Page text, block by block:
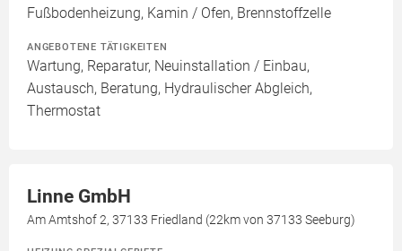
Fußbodenheizung, Kamin / Ofen, Brennstoffzelle
ANGEBOTENE TÄTIGKEITEN
Wartung, Reparatur, Neuinstallation / Einbau,
Austausch, Beratung, Hydraulischer Abgleich,
Thermostat
Linne GmbH
Am Amtshof 2, 37133 Friedland (22km von 37133 Seeburg)